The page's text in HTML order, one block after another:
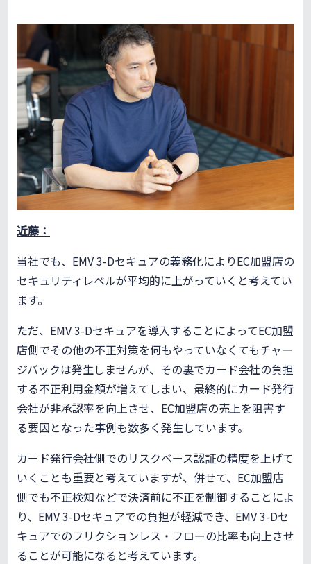
近藤：
当社でも、EMV 3-Dセキュアの義務化によりEC加盟店の
セキュリティレベルが平均的に上がっていくと考えてい
ます。
ただ、EMV 3-Dセキュアを導入することによってEC加盟
店側でその他の不正対策を何もやっていなくてもチャー
ジバックは発生しませんが、その裏でカード会社の負担
する不正利用金額が増えてしまい、最終的にカード発行
会社が非承認率を向上させ、EC加盟店の売上を阻害す
る要因となった事例も数多く発生しています。
カード発行会社側でのリスクベース認証の精度を上げて
いくことも重要と考えていますが、併せて、EC加盟店
側でも不正検知などで決済前に不正を制御することによ
り、EMV 3-Dセキュアでの負担が軽減でき、EMV 3-Dセ
キュアでのフリクションレス・フローの比率も向上させ
ることが可能になると考えています。